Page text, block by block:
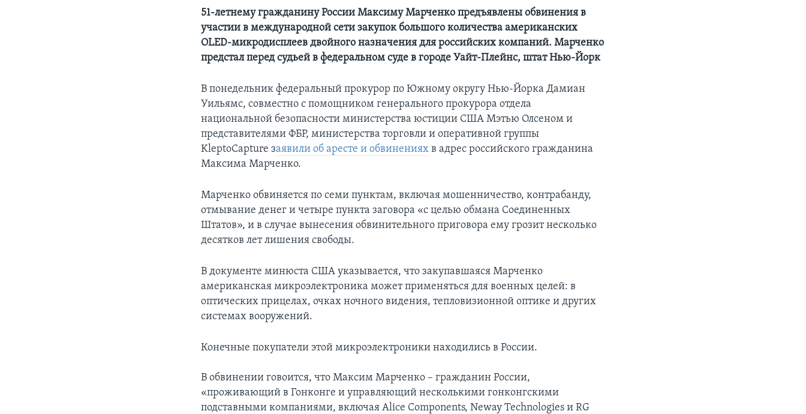
51-летнему гражданину России Максиму Марченко предъявлены обвинения в
участии в международной сети закупок большого количества американских
OLED-микродисплеев двойного назначения для российских компаний. Марченко
предстал перед судьей в федеральном суде в городе Уайт-Плейнс, штат Нью-Йорк
В понедельник федеральный прокурор по Южному округу Нью-Йорка Дамиан
Уильямс, совместно с помощником генерального прокурора отдела
национальной безопасности министерства юстиции США Мэтью Олсеном и
представителями ФБР, министерства торговли и оперативной группы
KleptoCapture заявили об аресте и обвинениях в адрес российского гражданина
Максима Марченко.
Марченко обвиняется по семи пунктам, включая мошенничество, контрабанду,
отмывание денег и четыре пункта заговора «с целью обмана Соединенных
Штатов», и в случае вынесения обвинительного приговора ему грозит несколько
десятков лет лишения свободы.
В документе минюста США указывается, что закупавшаяся Марченко
американская микроэлектроника может применяться для военных целей: в
оптических прицелах, очках ночного видения, тепловизионной оптике и других
системах вооружений.
Конечные покупатели этой микроэлектроники находились в России.
В обвинении говоится, что Максим Марченко – гражданин России,
«проживающий в Гонконге и управляющий несколькими гонконгскими
подставными компаниями, включая Alice Components, Neway Technologies и RG